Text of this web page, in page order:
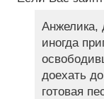
Анжелика,
иногда
доехать
готовая